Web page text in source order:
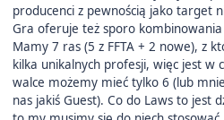
producenci z pewnością jako target
Gra oferuje też sporo
Mamy 7 ras (5 z FFTA + 2 nowe), z
kilka unikalnych profesji, więc jest w
walce możemy mieć tylko 6 (lub
nas jakiś Guest). Co do Laws to jest